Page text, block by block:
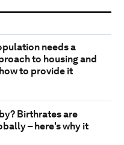
needs a
to housing and
to provide it
Birthrates are
– here's why it